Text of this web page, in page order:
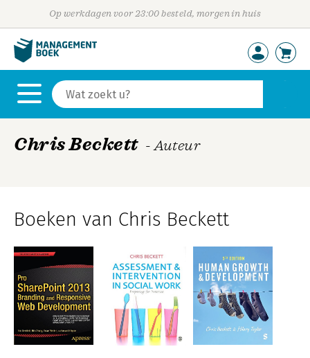
Op werkdagen voor 23:00 besteld, morgen in huis
Chris Beckett - Auteur
Boeken van Chris Beckett